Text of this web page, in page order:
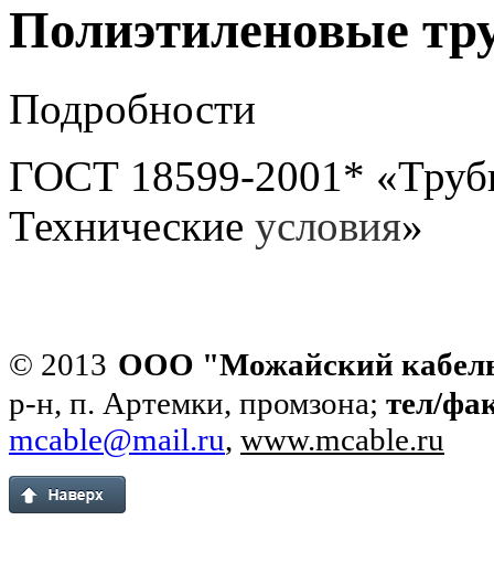
Полиэтиленовые
Подробности
ГОСТ 18599-2001*
Технические условия»
© 2013 ООО "Можайский
р-н, п. Артемки, промзона; тел/
mcable@mail.ru, www.mcable.ru